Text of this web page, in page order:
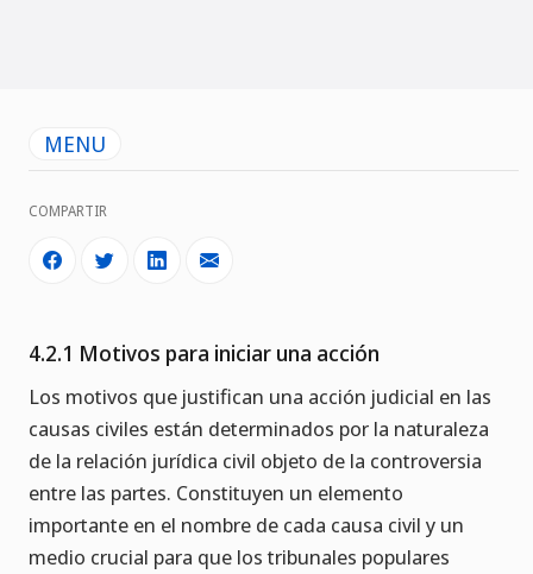
MENU
COMPARTIR
4.2.1 Motivos para iniciar una acción
Los motivos que justifican una acción judicial en las
causas civiles están determinados por la naturaleza
de la relación jurídica civil objeto de la controversia
entre las partes. Constituyen un elemento
importante en el nombre de cada causa civil y un
medio crucial para que los tribunales populares